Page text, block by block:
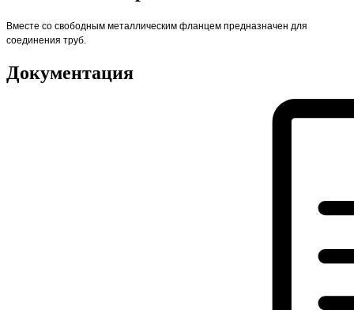
Вместе со свободным металлическим фланцем предназначен для
соединения труб.
Документация